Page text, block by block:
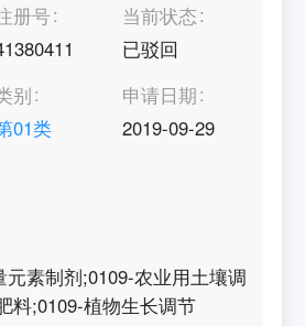
册号
当前状态
已驳回
别
01类
申请日期
2019-09-29
元素制剂;0109-农业用土壤调
料;0109-植物生长调节